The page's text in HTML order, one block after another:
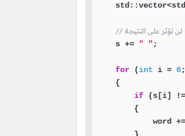
تؤثر على النتيجة
    s +=
" " ;
for (int i = 0
    {
if (s[i] !=
        {
word